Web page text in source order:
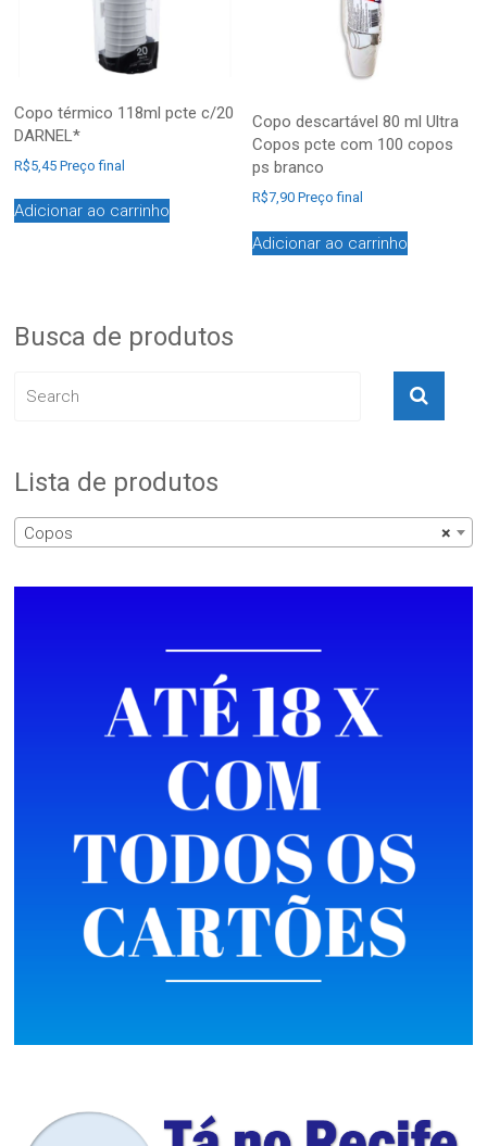
Copo térmico 118ml pcte c/20
DARNEL*
R$5,45 Preço final
Adicionar ao carrinho
Copo descartável 80 ml Ultra
Copos pcte com 100 copos
ps branco
R$7,90 Preço final
Adicionar ao carrinho
Busca de produtos
Lista de produtos
×
Copos